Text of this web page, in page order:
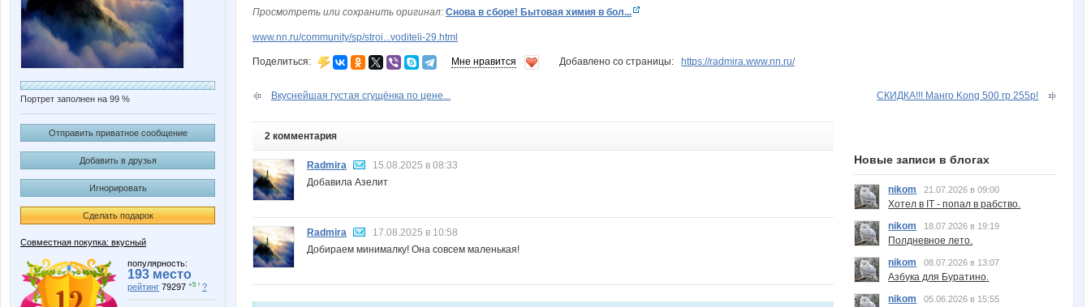
Портрет заполнен на 99 %
Отправить приватное сообщение
Добавить в друзья
Игнорировать
Сделать подарок
Совместная покупка: вкусный
популярность:
193 место
рейтинг 79297 +5 ↑ ?
Просмотреть или сохранить оригинал: Снова в сборе! Бытовая химия в бол...
www.nn.ru/community/sp/stroi...voditeli-29.html
Поделиться: Мне нравится Добавлено со страницы: https://radmira.www.nn.ru/
Вкуснейшая густая сгущёнка по цене... СКИДКА!!! Манго Kong 500 гр 255р!
2 комментария
Radmira
15.08.2025 в 08:33
Добавила Азелит
Radmira
17.08.2025 в 10:58
Добираем минималку! Она совсем маленькая!
Новые записи в блогах
nikom 21.07.2026 в 09:00
Хотел в IT - попал в рабство.
nikom
18.07.2026 в 19:19
Полдневное лето.
nikom
08.07.2026 в 13:07
Азбука для Буратино.
nikom
05.06.2026 в 15:55